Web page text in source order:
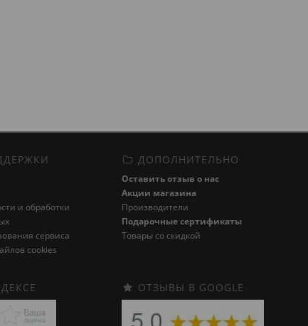
и обработки
сервиса
cookies
ДОПОЛНИТЕЛЬНО
Оставить отзыв о нас
Акции магазина
Производители
Подарочные сертификаты
Товары со скидкой
ОТЗЫВЫ В GOOGLE